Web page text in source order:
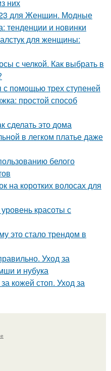
них
для Женщин. Модные
тенденции и новинки
для женщины:
с челкой. Как выбрать в
с помощью трех ступеней
простой способ
сделать это дома
в легком платье даже
белого
на коротких волосах для
красоты с
это стало трендом в
Уход за
и нубука
кожей стоп. Уход за